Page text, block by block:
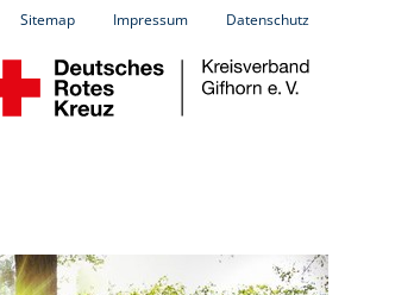
Sitemap Impressum Datenschutz